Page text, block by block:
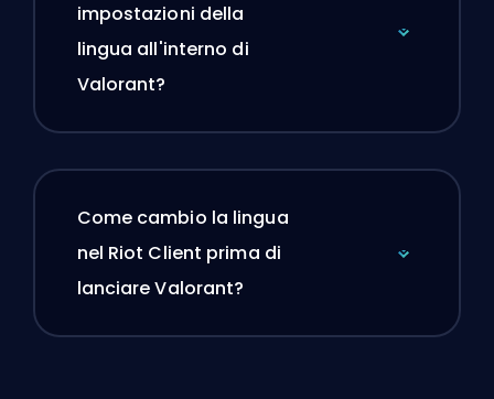
impostazioni della
lingua all'interno di
Valorant?
Come cambio la lingua
nel Riot Client prima di
lanciare Valorant?